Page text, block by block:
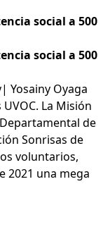
social a 500
social a 500
Yosainy Oyaga
La Misión
de
Sonrisas de
voluntarios,
2021 una mega